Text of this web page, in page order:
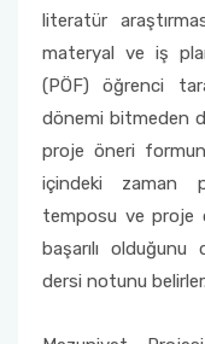
literatür
materyal ve iş
(PÖF) öğrenci
dönemi bitmeden
proje öneri
içindeki zaman
temposu ve proje
başarılı
dersi notunu belirler.